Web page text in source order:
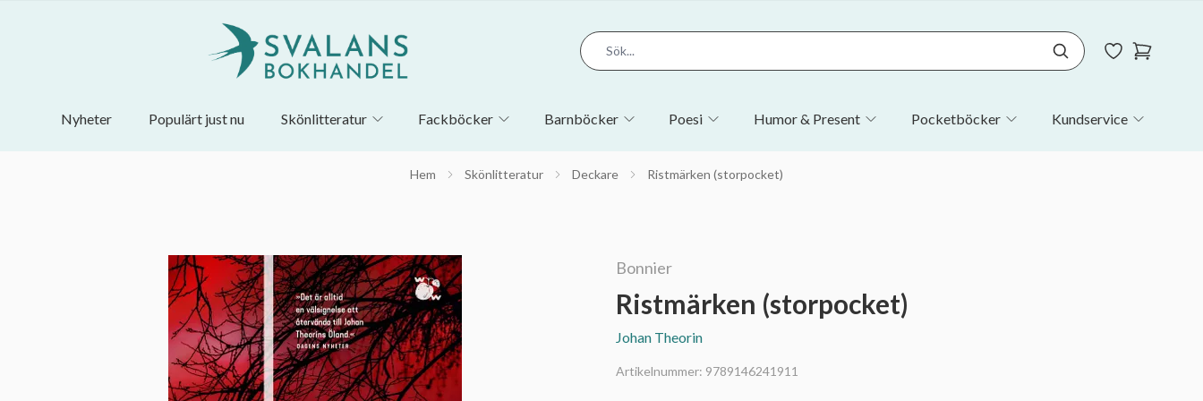
Nyheter Populärt just nu Skönlitteratur Fackböcker Barnböcker Poesi Humor & Present Pocketböcker Kundservice
Hem Skönlitteratur Deckare Ristmärken (storpocket)
Bonnier
Ristmärken (storpocket)
Johan Theorin
Artikelnummer: 9789146241911